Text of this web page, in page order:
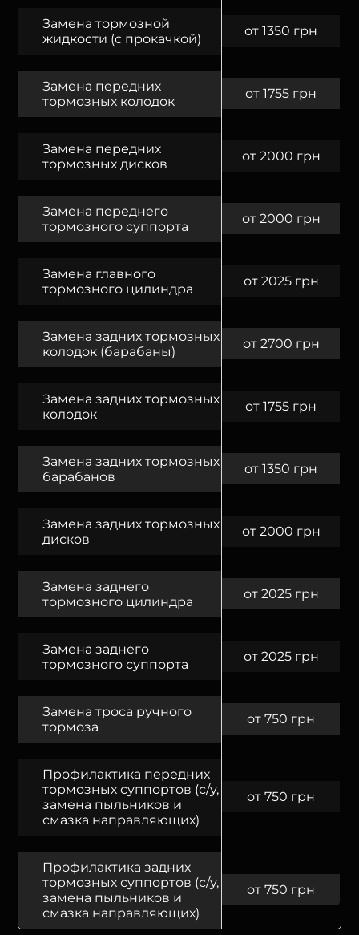
Замена тормозной
жидкости (с прокачкой)
от 1350 грн
Замена передних
тормозных колодок
от 1755 грн
Замена передних
тормозных дисков
от 2000 грн
Замена переднего
тормозного суппорта
от 2000 грн
Замена главного
тормозного цилиндра
от 2025 грн
Замена задних тормозных
колодок (барабаны)
от 2700 грн
Замена задних тормозных
колодок
от 1755 грн
Замена задних тормозных
барабанов
от 1350 грн
Замена задних тормозных
дисков
от 2000 грн
Замена заднего
тормозного цилиндра
от 2025 грн
Замена заднего
тормозного суппорта
от 2025 грн
Замена троса ручного
тормоза
от 750 грн
Профилактика передних
тормозных суппортов (с/у,
замена пыльников и
смазка направляющих)
от 750 грн
Профилактика задних
тормозных суппортов (с/у,
замена пыльников и
смазка направляющих)
от 750 грн